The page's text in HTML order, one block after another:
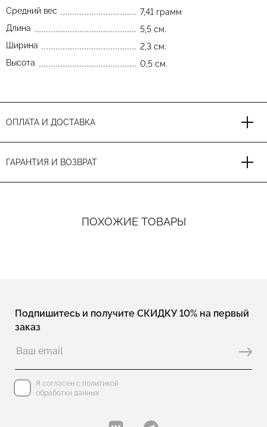
Средний вес
7,41 грамм
Длина
5,5 см.
Ширина
2,3 см.
Высота
0,5 см.
ОПЛАТА И ДОСТАВКА
ГАРАНТИЯ И ВОЗВРАТ
ПОХОЖИЕ ТОВАРЫ
Подпишитесь и получите СКИДКУ 10% на первый
заказ
Я согласен с политикой
обработки данных